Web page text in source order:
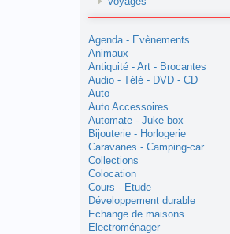
Agenda - Evènements
Animaux
Antiquité - Art - Brocantes
Audio - Télé - DVD - CD
Auto
Auto Accessoires
Automate - Juke box
Bijouterie - Horlogerie
Caravanes - Camping-car
Collections
Colocation
Cours - Etude
Développement durable
Echange de maisons
Electroménager